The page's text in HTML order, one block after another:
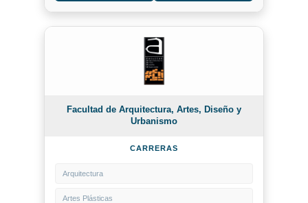
Facultad de Arquitectura, Artes, Diseño y
Urbanismo
CARRERAS
Arquitectura
Artes Plásticas